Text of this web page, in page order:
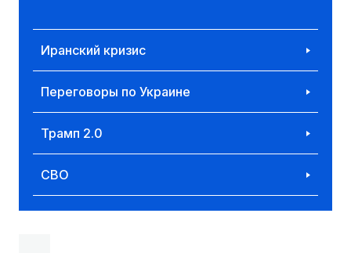
Иранский кризис
Переговоры по Украине
Трамп 2.0
СВО